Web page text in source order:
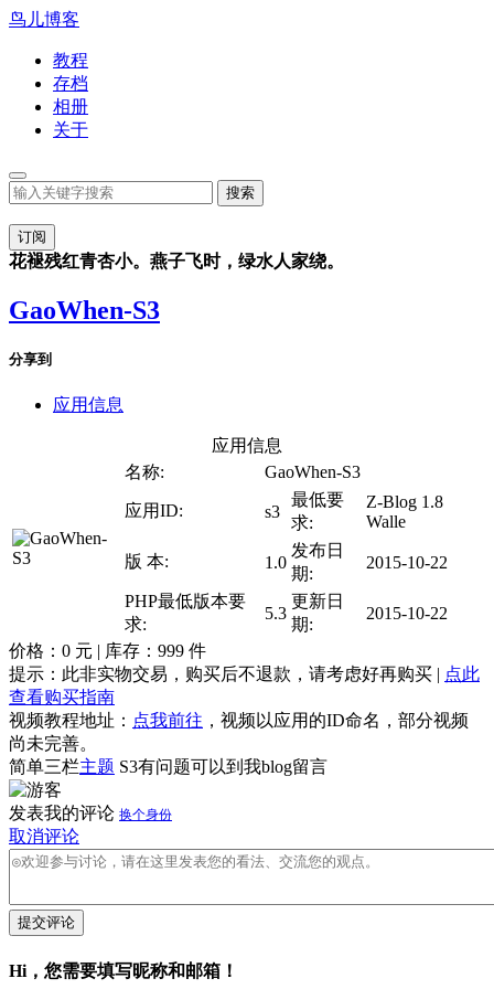
鸟儿博客
教程
存档
相册
关于
订阅
花褪残红青杏小。燕子飞时，绿水人家绕。
GaoWhen-S3
分享到
应用信息
应用信息
名称:
GaoWhen-S3
应用ID: s3
最低要
求:
Z-Blog 1.8
Walle
版 本: 1.0
发布日
期:
2015-10-22
PHP最低版本要
求:
5.3
更新日
期:
2015-10-22
价格： 0 元 | 库存： 999 件
提示：此非实物交易，购买后不退款，请考虑好再购买 | 点此
查看购买指南
视频教程地址： 点我前往 ，视频以应用的ID命名，部分视频
尚未完善。
简单三栏主题 S3有问题可以到我blog留言
发表我的评论 换个身份
取消评论
提交评论
Hi，您需要填写昵称和邮箱！